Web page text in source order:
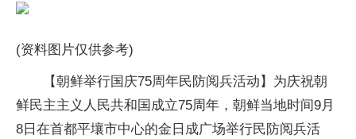
(资料图片仅供参考)
【朝鲜举行国庆75周年民防阅兵活动】为庆祝朝
鲜民主主义人民共和国成立75周年，朝鲜当地时间9月
8日在首都平壤市中心的金日成广场举行民防阅兵活